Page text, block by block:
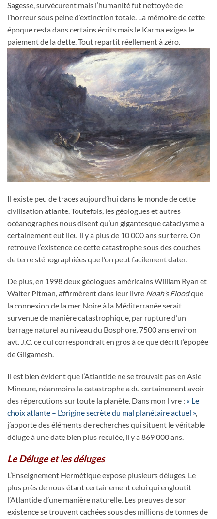
Sagesse, survécurent mais l’humanité fut nettoyée de
l’horreur sous peine d’extinction totale. La mémoire de cette
époque resta dans certains écrits mais le Karma exigea le
paiement de la dette. Tout repartit réellement à zéro.
Il existe peu de traces aujourd’hui dans le monde de cette
civilisation atlante. Toutefois, les géologues et autres
océanographes nous disent qu’un gigantesque cataclysme a
certainement eut lieu il y a plus de 10 000 ans sur terre. On
retrouve l’existence de cette catastrophe sous des couches
de terre sténographiées que l’on peut facilement dater.
De plus, en 1998 deux géologues américains William Ryan et
Walter Pitman, affirmèrent dans leur livre Noah’s Floodque
la connexion de la mer Noire à la Méditerranée serait
survenue de manière catastrophique, par rupture d’un
barrage naturel au niveau du Bosphore, 7500 ans environ
avt. J.C. ce qui correspondrait en gros à ce que décrit l’épopée
de Gilgamesh.
Il est bien évident que l’Atlantide ne se trouvait pas en Asie
Mineure, néanmoins la catastrophe a du certainement avoir
des répercutions sur toute la planète. Dans mon livre : « Le
choix atlante – L’origine secrète du mal planétaire actuel »,
j’apporte des éléments de recherches qui situent le véritable
déluge à une date bien plus reculée, il y a 869 000 ans.
Le Déluge et les déluges
L’Enseignement Hermétique expose plusieurs déluges. Le
plus près de nous étant certainement celui qui engloutit
l’Atlantide d’une manière naturelle. Les preuves de son
existence se trouvent cachées sous des millions de tonnes de